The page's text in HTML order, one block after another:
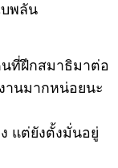
บพลัน
ที่ฝึกสมาธิมาต่อ
านมากหน่อยนะ
แต่ยังตั้งมั่นอยู่